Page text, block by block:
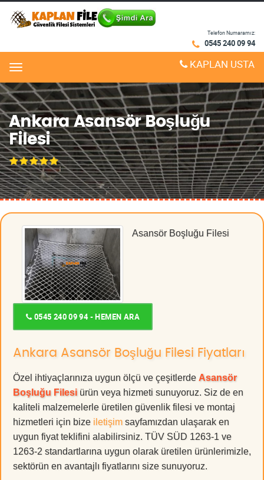
Telefon Numaramız:
0545 240 09 94
Menu KAPLAN USTA
Ankara Asansör Boşluğu
Filesi
Asansör Boşluğu Filesi
0545 240 09 94 - HEMEN ARA
Ankara Asansör Boşluğu Filesi Fiyatları
Özel ihtiyaçlarınıza uygun ölçü ve çeşitlerde Asansör
Boşluğu Filesi ürün veya hizmeti sunuyoruz. Siz de en
kaliteli malzemelerle üretilen güvenlik filesi ve montaj
hizmetleri için bize iletişim sayfamızdan ulaşarak en
uygun fiyat teklifini alabilirsiniz. TÜV SÜD 1263-1 ve
1263-2 standartlarına uygun olarak üretilen ürünlerimizle,
sektörün en avantajlı fiyatlarını size sunuyoruz.